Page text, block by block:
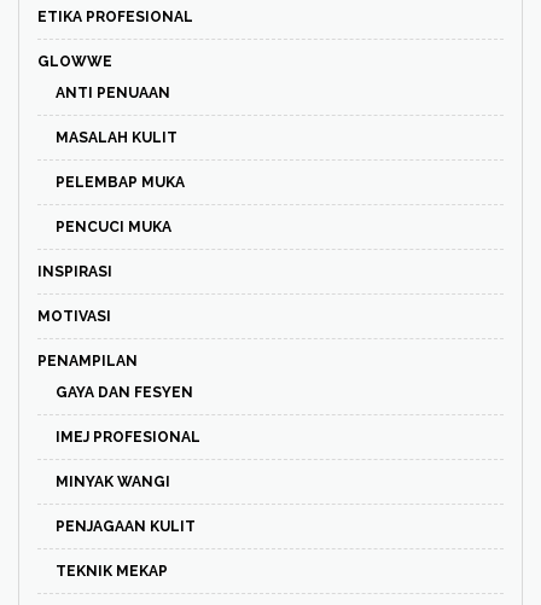
ETIKA PROFESIONAL
GLOWWE
ANTI PENUAAN
MASALAH KULIT
PELEMBAP MUKA
PENCUCI MUKA
INSPIRASI
MOTIVASI
PENAMPILAN
GAYA DAN FESYEN
IMEJ PROFESIONAL
MINYAK WANGI
PENJAGAAN KULIT
TEKNIK MEKAP